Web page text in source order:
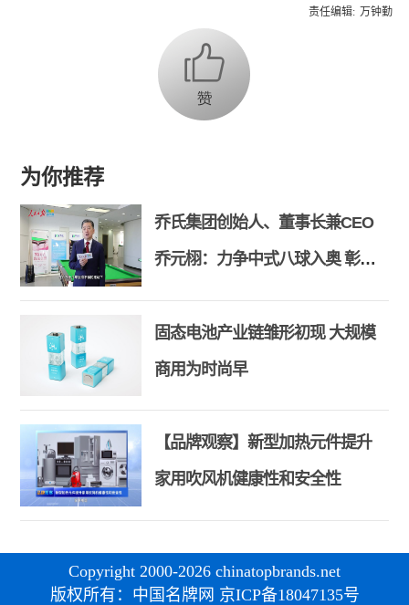
责任编辑: 万钟勤
为你推荐
乔氏集团创始人、董事长兼CEO
乔元栩：力争中式八球入奥 彰显
和合共生精神
固态电池产业链雏形初现 大规模
商用为时尚早
【品牌观察】新型加热元件提升
家用吹风机健康性和安全性
Copyright 2000-2026 chinatopbrands.net
版权所有：中国名牌网 京ICP备18047135号